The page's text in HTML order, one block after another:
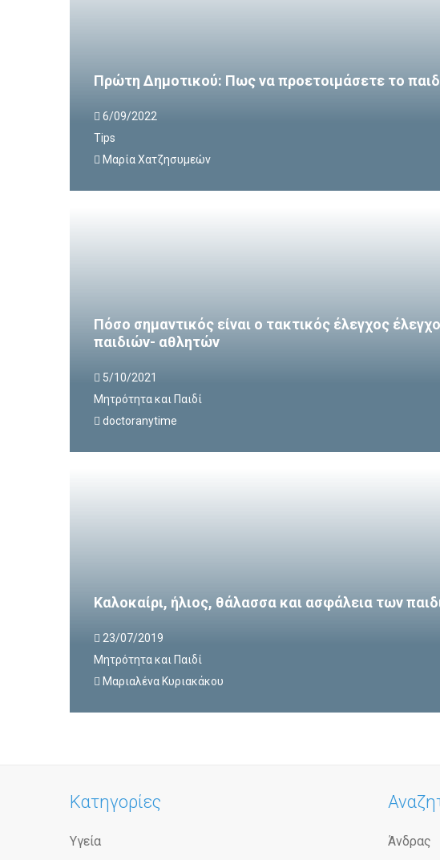
Πρώτη Δημοτικού: Πως να προετοιμάσετε το
6/09/2022
Tips
Mαρία Χατζησυμεών
Πόσο σημαντικός είναι ο τακτικός έλεγχος
παιδιών- αθλητών
5/10/2021
Μητρότητα και Παιδί
doctoranytime
Καλοκαίρι, ήλιος, θάλασσα και ασφάλεια των
23/07/2019
Μητρότητα και Παιδί
Μαριαλένα Κυριακάκου
Κατηγορίες
Υγεία
Άνδρας